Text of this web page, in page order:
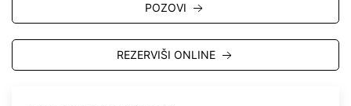
POZOVI
REZERVIŠI ONLINE